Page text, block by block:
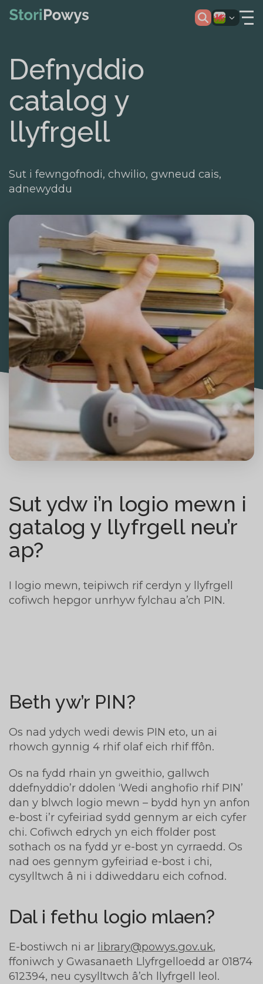
Defnyddio
catalog y
llyfrgell
Sut i fewngofnodi, chwilio, gwneud cais,
adnewyddu
Sut ydw i’n logio mewn i
gatalog y llyfrgell neu’r
ap?
I logio mewn, teipiwch rif cerdyn y llyfrgell
cofiwch hepgor unrhyw fylchau a’ch PIN.
Beth yw’r PIN?
Os nad ydych wedi dewis PIN eto, un ai
rhowch gynnig 4 rhif olaf eich rhif ffôn.
Os na fydd rhain yn gweithio, gallwch
ddefnyddio’r ddolen ‘Wedi anghofio rhif PIN’
dan y blwch logio mewn – bydd hyn yn anfon
e-bost i’r cyfeiriad sydd gennym ar eich cyfer
chi. Cofiwch edrych yn eich ffolder post
sothach os na fydd yr e-bost yn cyrraedd. Os
nad oes gennym gyfeiriad e-bost i chi,
cysylltwch â ni i ddiweddaru eich cofnod.
Dal i fethu logio mlaen?
E-bostiwch ni ar library@powys.gov.uk,
ffoniwch y Gwasanaeth Llyfrgelloedd ar 01874
612394, neu cysylltwch â’ch llyfrgell leol.